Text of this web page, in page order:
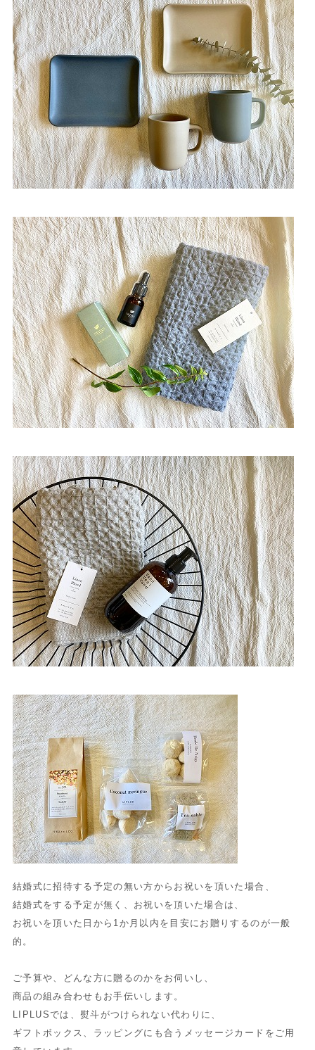
結婚式に招待する予定の無い方からお祝いを頂いた場合、
結婚式をする予定が無く、お祝いを頂いた場合は、
お祝いを頂いた日から1か月以内を目安にお贈りするのが一般
的。
ご予算や、どんな方に贈るのかをお伺いし、
商品の組み合わせもお手伝いします。
LIPLUSでは、熨斗がつけられない代わりに、
ギフトボックス、ラッピングにも合うメッセージカードをご用